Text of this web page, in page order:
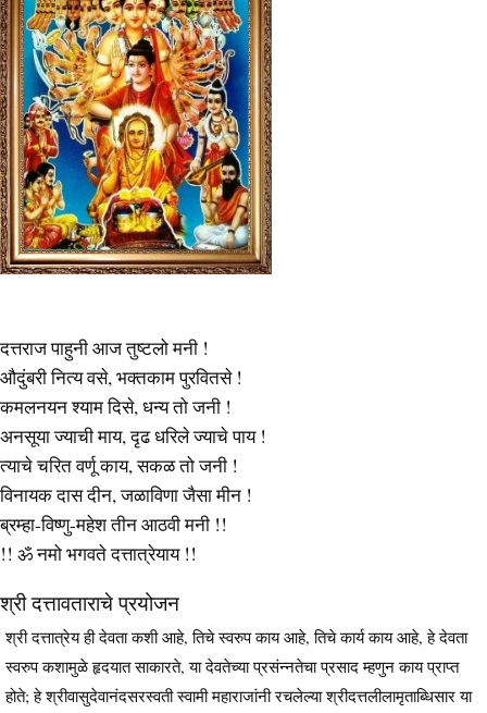
दत्तराज पाहुनी आज तुष्टलो मनी !
औदुंबरी नित्य वसे, भक्‍तकाम पुरवितसे !
कमलनयन श्याम दिसे, धन्य तो जनी !
अनसूया ज्याची माय, दृढ धरिले ज्याचे पाय !
त्याचे चरित वर्णू काय, सकळ तो जनी !
विनायक दास दीन, जळाविणा जैसा मीन !
ब्रम्हा-विष्णु-महेश तीन आठवी मनी !!
!! ॐ नमो भगवते दत्तात्रेयाय !!
श्री दत्तावताराचे प्रयोजन
श्री दत्तात्रेय ही देवता कशी आहे, तिचे स्वरुप काय आहे, तिचे कार्य काय आहे, हे देवता
स्वरुप कशामुळे हृदयात साकारते, या देवतेच्या प्रसंन्नतेचा प्रसाद म्हणुन काय प्राप्त
होते; हे श्रीवासुदेवानंदसरस्वती स्वामी महाराजांनी रचलेल्या श्रीदत्तलीलामृताब्धिसार या